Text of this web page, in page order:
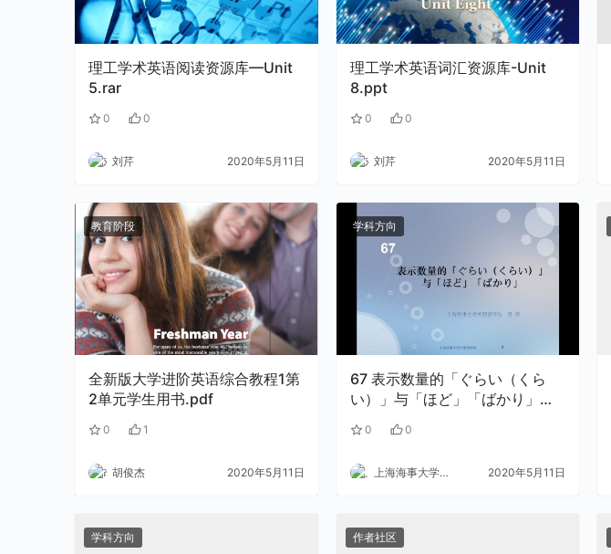
理工学术英语阅读资源库—Unit
5.rar
0 0
刘芹 2020年5月11日
理工学术英语词汇资源库-Unit
8.ppt
0 0
刘芹 2020年5月11日
教育阶段
全新版大学进阶英语综合教程1第
2单元学生用书.pdf
0 1
胡俊杰 2020年5月11日
学科方向
67 表示数量的「ぐらい（くら
い）」与「ほど」「ばかり」
0 0
上海海事大学外语 2020年5月11日
学科方向 作者社区